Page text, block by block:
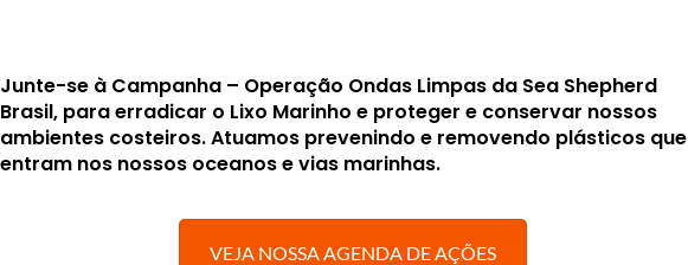
Junte-se à Campanha – Operação Ondas Limpas da Sea Shepherd
Brasil, para erradicar o Lixo Marinho e proteger e conservar nossos
ambientes costeiros. Atuamos prevenindo e removendo plásticos que
entram nos nossos oceanos e vias marinhas.
VEJA NOSSA AGENDA DE AÇÕES